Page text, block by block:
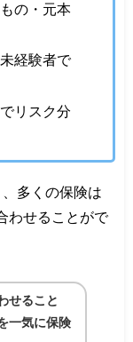
の・元本
経験者で
リスク分
多くの保険は
わせることがで
せること
一気に保険